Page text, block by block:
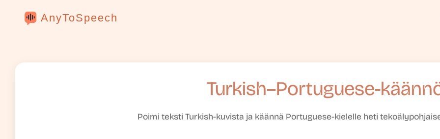
AnyToSpeech
Turkish–Portuguese-
Poimi teksti Turkish-kuvista ja käännä Portuguese-kielelle heti